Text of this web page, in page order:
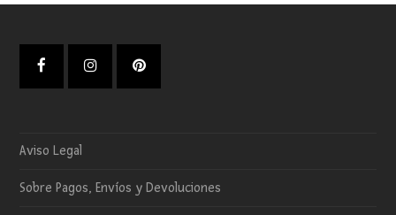
FacebookInstagramPinterest
Aviso Legal
Sobre Pagos, Envíos y Devoluciones